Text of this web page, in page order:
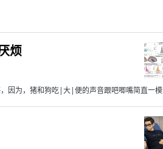
烦
因为，猪和狗吃|大|便的声音跟吧唧嘴简直一模